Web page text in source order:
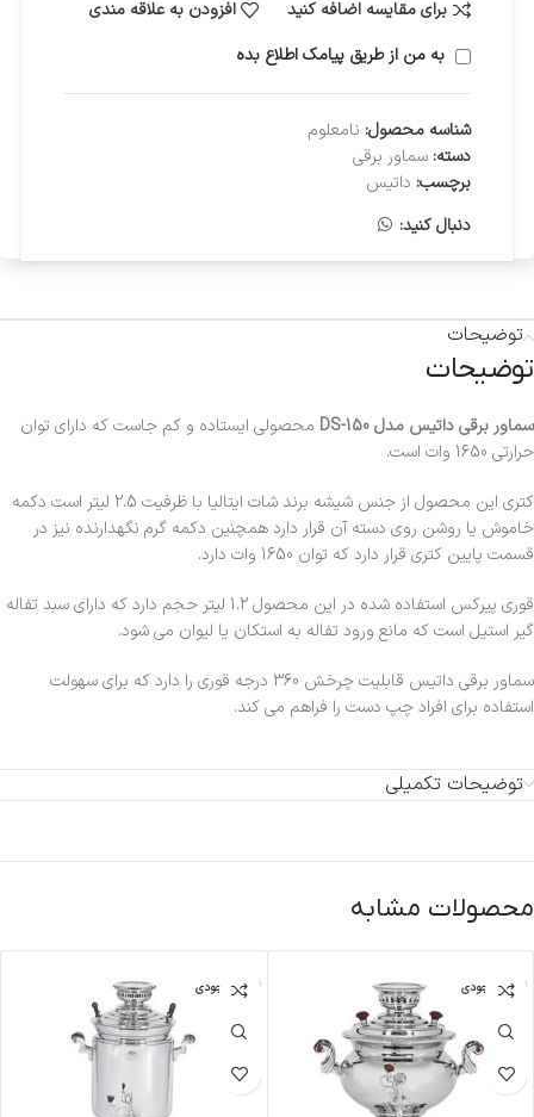
برای مقایسه اضافه کنید
افزودن به علاقه مندی
به من از طریق پیامک اطلاع بده
شناسه محصول: نامعلوم
دسته: سماور برقی
برچسب: داتیس
دنبال کنید:
توضیحات
توضیحات
سماور برقی داتیس مدل DS-150
محصولی ایستاده و کم جاست که دارای توان
حرارتی 1650 وات است.
کتری این محصول از جنس شیشه برند شات ایتالیا با ظرفیت 2.5 لیتر است دکمه
خاموش یا روشن روی دسته آن قرار دارد همچنین دکمه گرم نگهدارنده نیز در
قسمت پایین کتری قرار دارد که توان 1650 وات دارد.
قوری پیرکس استفاده شده در این محصول 1.2 لیتر حجم دارد که دارای سبد تفاله
گیر استیل است که مانع ورود تفاله به استکان یا لیوان می شود.
سماور برقی داتیس قابلیت چرخش 360 درجه قوری را دارد که برای سهولت
استفاده برای افراد چپ دست را فراهم می کند.
توضیحات تکمیلی
محصولات مشابه
اتمام موجودی اتمام موجودی